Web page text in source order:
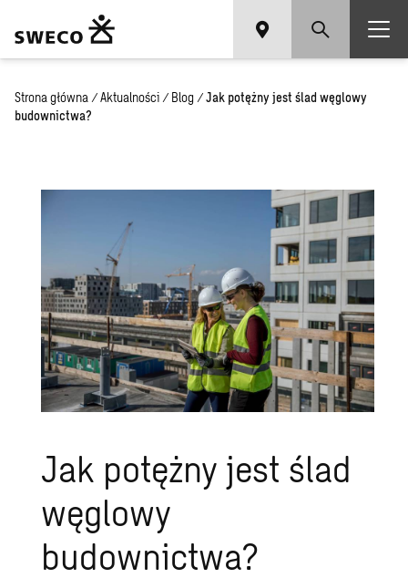
Strona główna / Aktualności / Blog / Jak potężny jest ślad węglowy
budownictwa?
Jak potężny jest ślad
węglowy
budownictwa?